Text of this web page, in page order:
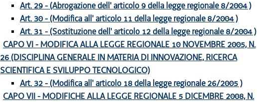
Art. 29 - (Abrogazione dell' articolo 9 della legge regionale 8/2004 )
Art. 30 - (Modifica all' articolo 11 della legge regionale 8/2004 )
Art. 31 - (Sostituzione dell' articolo 12 della legge regionale 8/2004 )
CAPO VI - MODIFICA ALLA LEGGE REGIONALE 10 NOVEMBRE 2005, N.
26 (DISCIPLINA GENERALE IN MATERIA DI INNOVAZIONE, RICERCA
SCIENTIFICA E SVILUPPO TECNOLOGICO)
Art. 32 - (Modifica all' articolo 18 della legge regionale 26/2005 )
CAPO VII - MODIFICHE ALLA LEGGE REGIONALE 5 DICEMBRE 2008, N.